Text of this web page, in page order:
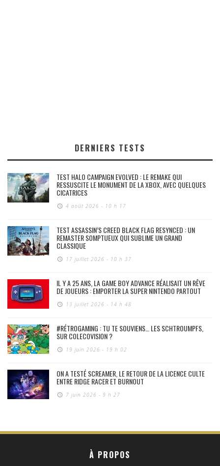
DERNIERS TESTS
TEST HALO CAMPAIGN EVOLVED : LE REMAKE QUI
RESSUSCITE LE MONUMENT DE LA XBOX, AVEC QUELQUES
CICATRICES
4 août 2026 - 10 h 17
TEST ASSASSIN’S CREED BLACK FLAG RESYNCED : UN
REMASTER SOMPTUEUX QUI SUBLIME UN GRAND
CLASSIQUE
17 juillet 2026 - 10 h 37
IL Y A 25 ANS, LA GAME BOY ADVANCE RÉALISAIT UN RÊVE
DE JOUEURS : EMPORTER LA SUPER NINTENDO PARTOUT
13 juillet 2026 - 14 h 48
#RÉTROGAMING : TU TE SOUVIENS… LES SCHTROUMPFS,
SUR COLECOVISION ?
19 juin 2026 - 19 h 02
ON A TESTÉ SCREAMER, LE RETOUR DE LA LICENCE CULTE
ENTRE RIDGE RACER ET BURNOUT
7 juin 2026 - 9 h 27
À PROPOS